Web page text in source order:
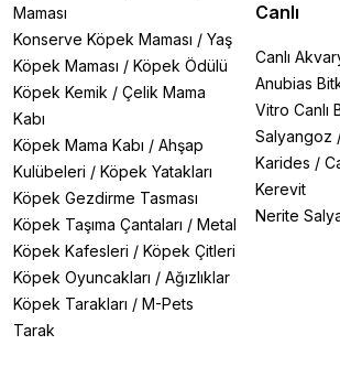
Maması
Konserve Köpek Maması / Yaş
Köpek Maması / Köpek Ödülü
Köpek Kemik / Çelik Mama
Kabı
Köpek Mama Kabı / Ahşap
Kulübeleri / Köpek Yatakları
Köpek Gezdirme Tasması
Köpek Taşıma Çantaları / Metal
Köpek Kafesleri / Köpek Çitleri
Köpek Oyuncakları / Ağızlıklar
Köpek Tarakları / M-Pets
Tarak
Canlı
Canlı
Anubias
Vitro Canlı
Salyangoz
Karides /
Kerevit
Nerite